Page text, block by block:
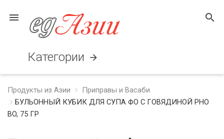
menu search
Категории arrow_forward
Продукты из Азии
Приправы и Васаби
БУЛЬОННЫЙ КУБИК ДЛЯ СУПА ФО С ГОВЯДИНОЙ PHO
BO, 75 ГР